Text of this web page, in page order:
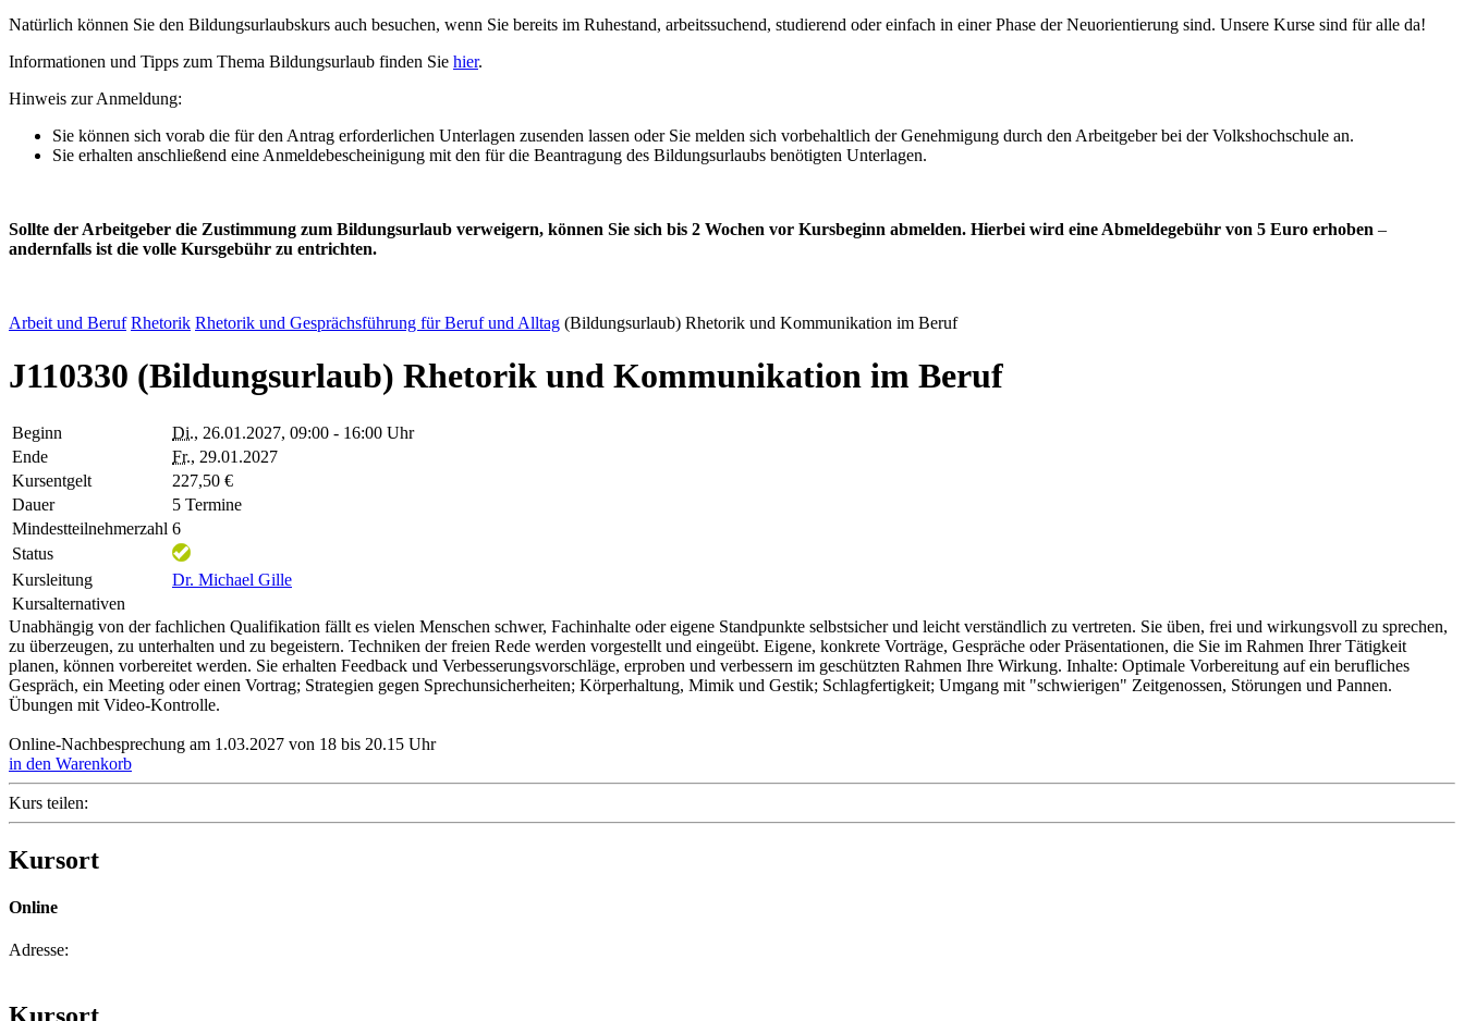
Natürlich können Sie den Bildungsurlaubskurs auch besuchen, wenn Sie bereits im Ruhestand, arbeitssuchend, studierend oder einfach in einer Phase der Neuorientierung sind. Unsere Kurse sind für alle da!
Informationen und Tipps zum Thema Bildungsurlaub finden Sie hier.
Hinweis zur Anmeldung:
Sie können sich vorab die für den Antrag erforderlichen Unterlagen zusenden lassen oder Sie melden sich vorbehaltlich der Genehmigung durch den Arbeitgeber bei der Volkshochschule an.
Sie erhalten anschließend eine Anmeldebescheinigung mit den für die Beantragung des Bildungsurlaubs benötigten Unterlagen.
Sollte der Arbeitgeber die Zustimmung zum Bildungsurlaub verweigern, können Sie sich bis 2 Wochen vor Kursbeginn abmelden. Hierbei wird eine Abmeldegebühr von 5 Euro erhoben –
andernfalls ist die volle Kursgebühr zu entrichten.
Arbeit und Beruf Rhetorik Rhetorik und Gesprächsführung für Beruf und Alltag (Bildungsurlaub) Rhetorik und Kommunikation im Beruf
J110330 (Bildungsurlaub) Rhetorik und Kommunikation im Beruf
Beginn Di., 26.01.2027, 09:00 - 16:00 Uhr
Ende
Fr., 29.01.2027
Kursentgelt
227,50 €
Dauer
5 Termine
Mindestteilnehmerzahl 6
Status
Kursleitung
Dr. Michael Gille
Kursalternativen
Unabhängig von der fachlichen Qualifikation fällt es vielen Menschen schwer, Fachinhalte oder eigene Standpunkte selbstsicher und leicht verständlich zu vertreten. Sie üben, frei und wirkungsvoll zu sprechen,
zu überzeugen, zu unterhalten und zu begeistern. Techniken der freien Rede werden vorgestellt und eingeübt. Eigene, konkrete Vorträge, Gespräche oder Präsentationen, die Sie im Rahmen Ihrer Tätigkeit
planen, können vorbereitet werden. Sie erhalten Feedback und Verbesserungsvorschläge, erproben und verbessern im geschützten Rahmen Ihre Wirkung. Inhalte: Optimale Vorbereitung auf ein berufliches
Gespräch, ein Meeting oder einen Vortrag; Strategien gegen Sprechunsicherheiten; Körperhaltung, Mimik und Gestik; Schlagfertigkeit; Umgang mit "schwierigen" Zeitgenossen, Störungen und Pannen.
Übungen mit Video-Kontrolle.
Online-Nachbesprechung am 1.03.2027 von 18 bis 20.15 Uhr
in den Warenkorb
Kurs teilen:
Kursort
Online
Adresse: